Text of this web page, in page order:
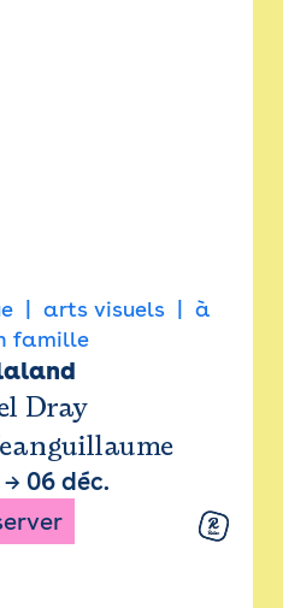
arts visuels
à
famille
Dray
→ 06 déc.